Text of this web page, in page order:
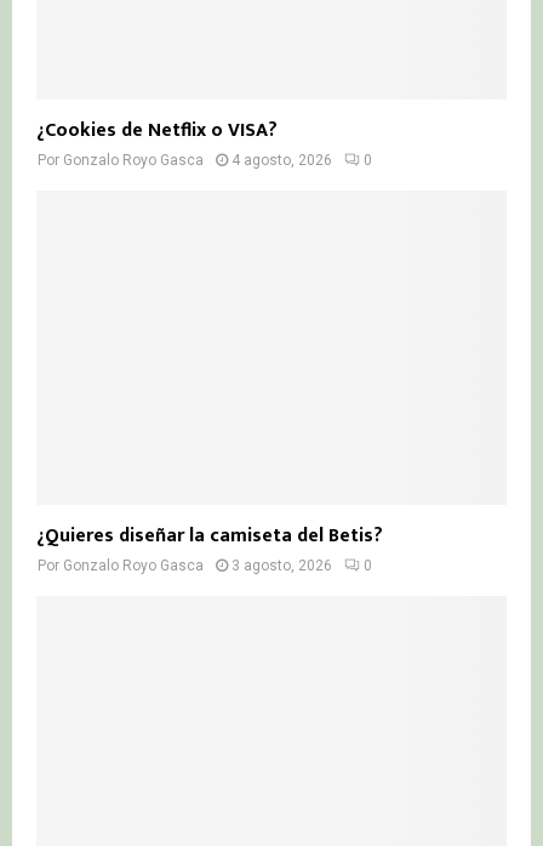
¿Cookies de Netflix o VISA?
Por Gonzalo Royo Gasca 4 agosto, 2026 0
¿Quieres diseñar la camiseta del Betis?
Por Gonzalo Royo Gasca 3 agosto, 2026 0